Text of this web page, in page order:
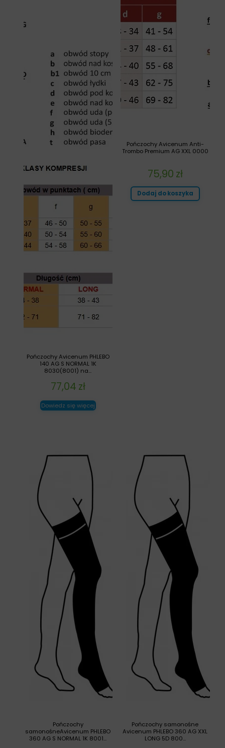
Pończochy Avicenum Anti-
Trombo Premium AG XXL 0000
75,90 zł
Dodaj do koszyka
Pończochy Avicenum PHLEBO
140 AG S NORMAL 1K
8030(8001) na...
77,04 zł
Dowiedz się więcej
Pończochy samonośne
Avicenum PHLEBO 360 AG XXL
LONG 5D 800...
Pończochy
samonośneAvicenum PHLEBO
360 AG S NORMAL 1K 8001...